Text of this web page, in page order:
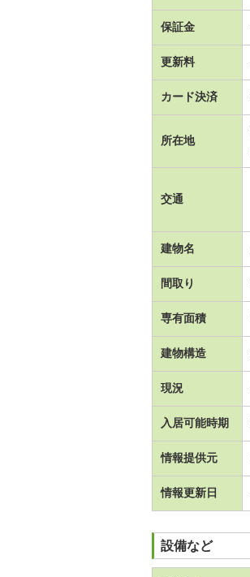
保証金
更新料
カード決済
所在地
交通
建物名
間取り
専有面積
建物構造
現況
入居可能時期
情報提供元
情報更新日
設備など